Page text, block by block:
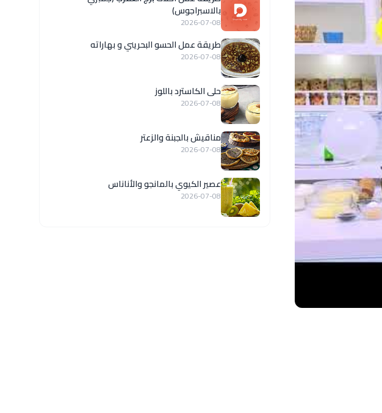
بالاسبراجوس)
2026-07-08
طريقة عمل الحسو البحريني و بهاراته
2026-07-08
حلى الكاسترد باللوز
2026-07-08
مناقيش بالجبنة والزعتر
2026-07-08
عصير الكيوي بالمانجو والأناناس
2026-07-08